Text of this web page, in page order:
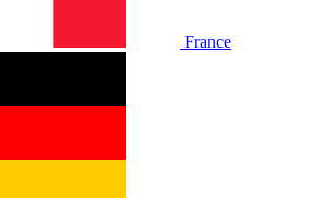
France